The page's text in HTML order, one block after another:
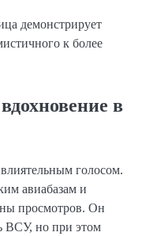
демонстрирует
к более
в
голосом.
авиабазам и
просмотров. Он
ВСУ, но при этом